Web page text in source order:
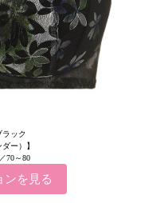
ック
ー）】
70～80
ンを見る